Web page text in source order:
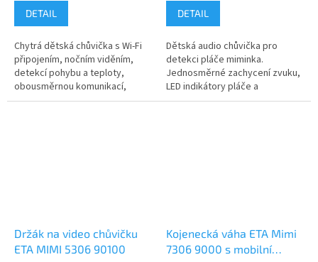
DETAIL
Chytrá dětská chůvička s Wi-Fi
připojením, nočním viděním,
detekcí pohybu a teploty,
obousměrnou komunikací,
otočnou...
DETAIL
Dětská audio chůvička pro
detekci pláče miminka.
Jednosměrné zachycení zvuku,
LED indikátory pláče a
technologie FHSS...
Držák na video chůvičku
ETA MIMI 5306 90100
Kojenecká váha ETA Mimi
7306 9000 s mobilní